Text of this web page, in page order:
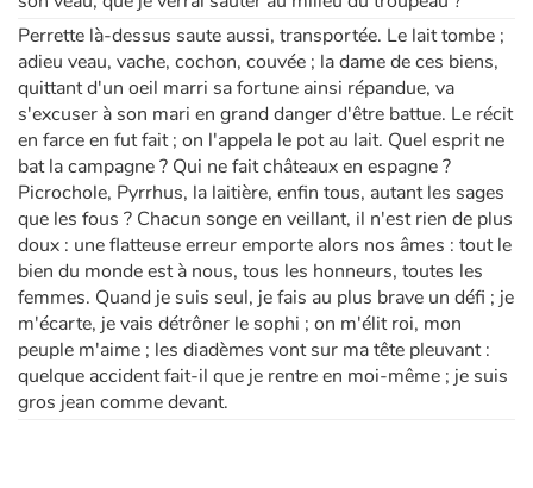
Perrette là-dessus saute aussi, transportée. Le lait tombe ;
adieu veau, vache, cochon, couvée ; la dame de ces biens,
quittant d'un oeil marri sa fortune ainsi répandue, va
s'excuser à son mari en grand danger d'être battue. Le récit
en farce en fut fait ; on l'appela le pot au lait. Quel esprit ne
bat la campagne ? Qui ne fait châteaux en espagne ?
Picrochole, Pyrrhus, la laitière, enfin tous, autant les sages
que les fous ? Chacun songe en veillant, il n'est rien de plus
doux : une flatteuse erreur emporte alors nos âmes : tout le
bien du monde est à nous, tous les honneurs, toutes les
femmes. Quand je suis seul, je fais au plus brave un défi ; je
m'écarte, je vais détrôner le sophi ; on m'élit roi, mon
peuple m'aime ; les diadèmes vont sur ma tête pleuvant :
quelque accident fait-il que je rentre en moi-même ; je suis
gros jean comme devant.